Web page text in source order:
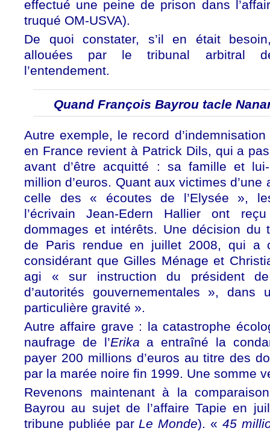
effectué une peine de prison dans
truqué OM-USVA).
De quoi constater, s’il en était
allouées par le tribunal arbitral
l’entendement.
Quand François Bayrou tacle
Autre exemple, le record
en France revient à Patrick Dils, qui a
avant d’être acquitté : sa famille et
million d’euros. Quant aux victimes d’une
celle des « écoutes de l’Elysée »,
l’écrivain Jean-Edern Hallier ont
dommages et intérêts. Une décision du
de Paris rendue en juillet 2008, qui a
considérant que Gilles Ménage et
agi « sur instruction du président
d’autorités gouvernementales », dans
particulière gravité ».
Autre affaire grave : la catastrophe
naufrage de l’Erika a entraîné la
payer 200 millions d’euros au titre des
par la marée noire fin 1999. Une somme
Revenons maintenant à la
Bayrou au sujet de l’affaire Tapie en
tribune publiée par Le Monde). « 45